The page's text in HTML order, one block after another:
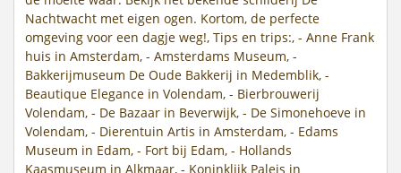
Nachtwacht met eigen ogen. Kortom, de perfecte
omgeving voor een dagje weg!, Tips en trips:, - Anne Frank
huis in Amsterdam, - Amsterdams Museum, -
Bakkerijmuseum De Oude Bakkerij in Medemblik, -
Beautique Elegance in Volendam, - Bierbrouwerij
Volendam, - De Bazaar in Beverwijk, - De Simonehoeve in
Volendam, - Dierentuin Artis in Amsterdam, - Edams
Museum in Edam, - Fort bij Edam, - Hollands
Kaasmuseum in Alkmaar, - Koninklijk Paleis in